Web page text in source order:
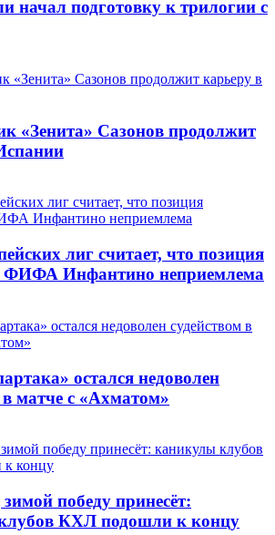
начал подготовку к трилогии с
«Зенита» Сазонов продолжит
лиг считает, что позиция
ФИФА Инфантино неприемлема
остался недоволен
в матче с «Ахматом»
победу принесёт:
КХЛ подошли к концу